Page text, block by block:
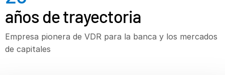
Intercambio Seguro de Documentos
Reglamentación, Gestión de Riesgos y Cumplimiento
Préstamos Sindicados
años de trayectoria
Empresa pionera de VDR para la banca y los mercados
de capitales